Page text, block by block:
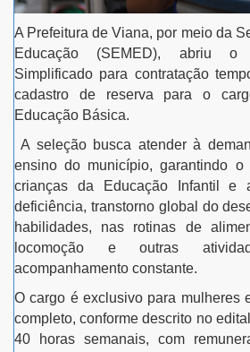
A Prefeitura de Viana, por meio da
Educação (SEMED), abriu o
Simplificado para contratação
cadastro de reserva para o
Educação Básica.
A seleção busca atender à
ensino do município, garantindo
crianças da Educação Infantil e
deficiência, transtorno global do
habilidades, nas rotinas de
locomoção e outras
acompanhamento constante.
O cargo é exclusivo para mulheres
completo, conforme descrito no
40 horas semanais, com